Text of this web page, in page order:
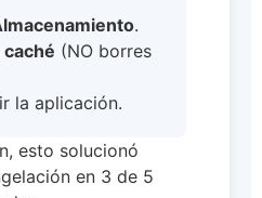
.
(NO borres
la aplicación.
esto solucionó
en 3 de 5